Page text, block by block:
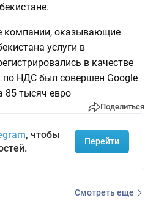
компании, оказывающие
услуги в
в качестве
НДС был совершен Google
85 тысяч евро
Поделиться
, чтобы
Перейти
Смотреть еще